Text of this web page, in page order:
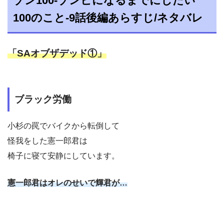
100のこと-9話後編あらすじ/ネタバレ
「SAオブザデッド①」
ブラック労働
小杉の罠でバイクから転倒して
怪我をした憲一郎君は
椅子に寝て安静にしています。
憲一郎君はオレのせいで輝君が…